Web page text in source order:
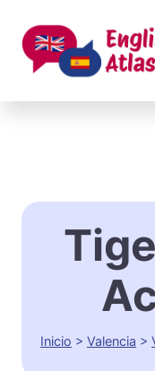
contenido
Inicio > Valencia >